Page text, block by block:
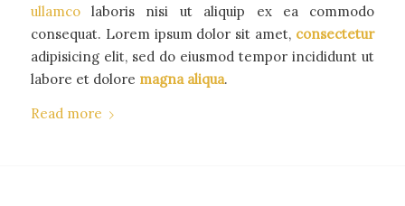
ullamcolaboris nisi ut aliquip ex ea commodo
consequat. Lorem ipsum dolor sit amet, consectetur
adipisicing elit, sed do eiusmod tempor incididunt ut
labore et dolore magna aliqua.
Read more